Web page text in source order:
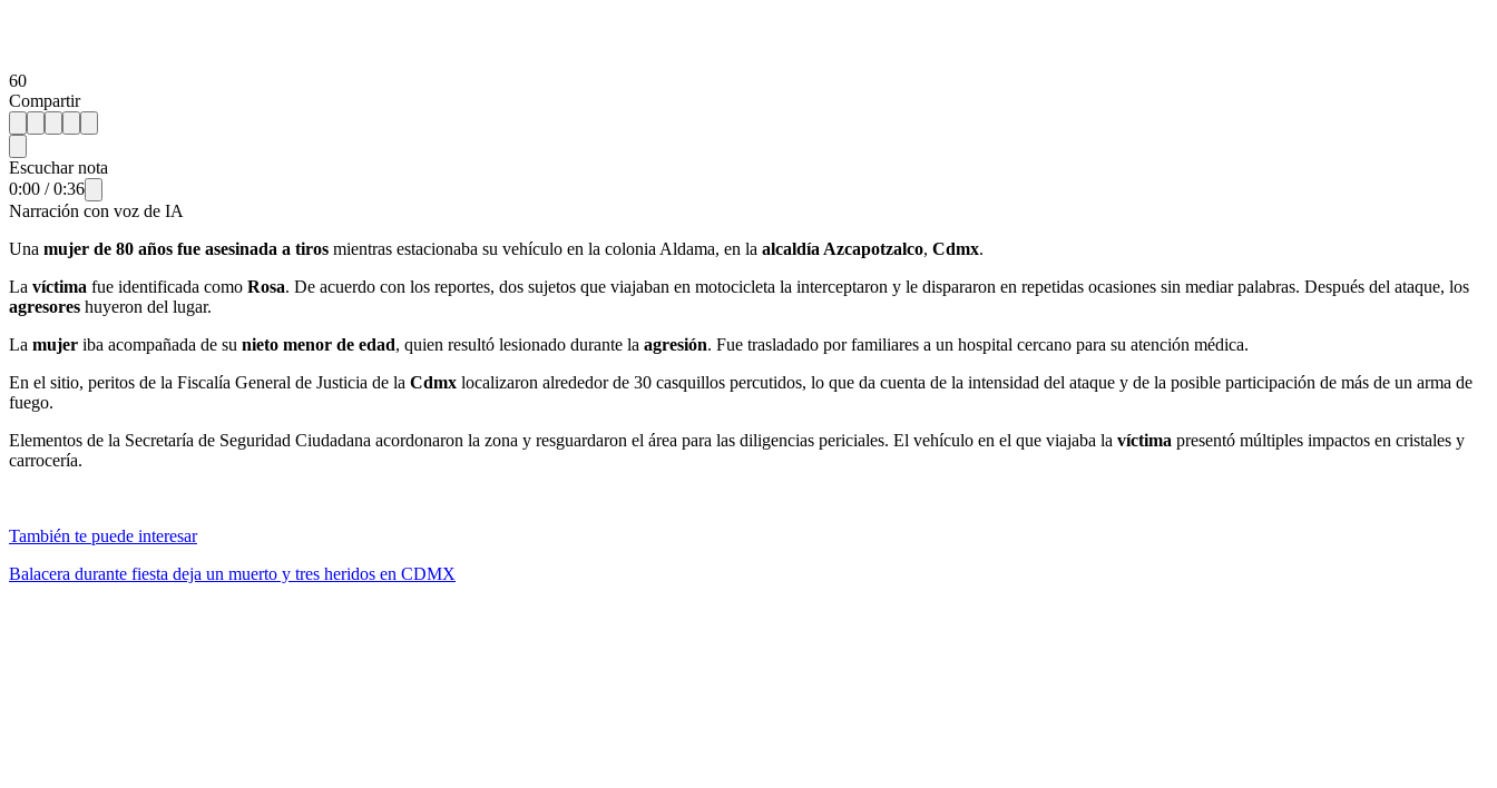
60
Compartir
Escuchar nota
0:00 /0:36
Narración con voz de IA
Una mujer de 80 años fue asesinada a tiros mientras estacionaba su vehículo en la colonia Aldama, en la alcaldía Azcapotzalco, Cdmx.
La víctima fue identificada como Rosa. De acuerdo con los reportes, dos sujetos que viajaban en motocicleta la interceptaron y le dispararon en repetidas ocasiones sin mediar palabras. Después del ataque, los
agresores huyeron del lugar.
La mujer iba acompañada de su nieto menor de edad, quien resultó lesionado durante la agresión. Fue trasladado por familiares a un hospital cercano para su atención médica.
En el sitio, peritos de la Fiscalía General de Justicia de la Cdmx localizaron alrededor de 30 casquillos percutidos, lo que da cuenta de la intensidad del ataque y de la posible participación de más de un arma de
fuego.
Elementos de la Secretaría de Seguridad Ciudadana acordonaron la zona y resguardaron el área para las diligencias periciales. El vehículo en el que viajaba la víctima presentó múltiples impactos en cristales y
carrocería.
También te puede interesar
Balacera durante fiesta deja un muerto y tres heridos en CDMX